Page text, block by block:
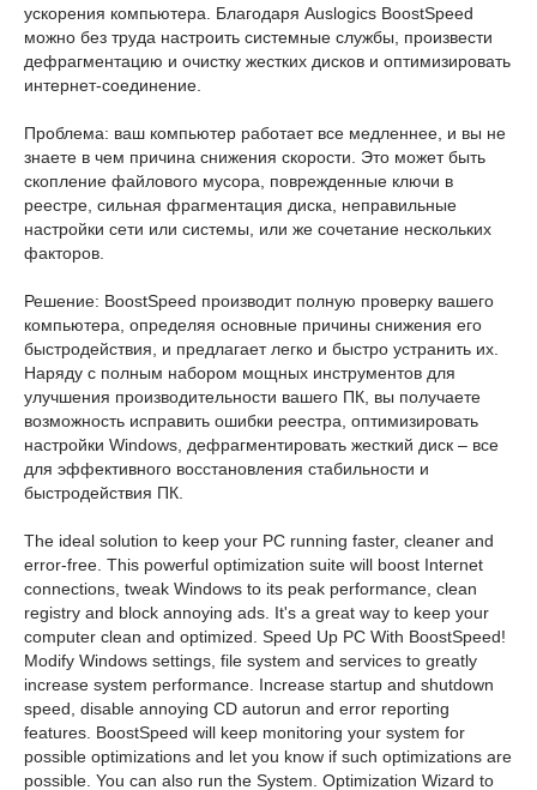
ускорения компьютера. Благодаря Auslogics BoostSpeed
можно без труда настроить системные службы, произвести
дефрагментацию и очистку жестких дисков и оптимизировать
интернет-соединение.
Проблема: ваш компьютер работает все медленнее, и вы не
знаете в чем причина снижения скорости. Это может быть
скопление файлового мусора, поврежденные ключи в
реестре, сильная фрагментация диска, неправильные
настройки сети или системы, или же сочетание нескольких
факторов.
Решение: BoostSpeed производит полную проверку вашего
компьютера, определяя основные причины снижения его
быстродействия, и предлагает легко и быстро устранить их.
Наряду с полным набором мощных инструментов для
улучшения производительности вашего ПК, вы получаете
возможность исправить ошибки реестра, оптимизировать
настройки Windows, дефрагментировать жесткий диск – все
для эффективного восстановления стабильности и
быстродействия ПК.
The ideal solution to keep your PC running faster, cleaner and
error-free. This powerful optimization suite will boost Internet
connections, tweak Windows to its peak performance, clean
registry and block annoying ads. It's a great way to keep your
computer clean and optimized. Speed Up PC With BoostSpeed!
Modify Windows settings, file system and services to greatly
increase system performance. Increase startup and shutdown
speed, disable annoying CD autorun and error reporting
features. BoostSpeed will keep monitoring your system for
possible optimizations and let you know if such optimizations are
possible. You can also run the System. Optimization Wizard to